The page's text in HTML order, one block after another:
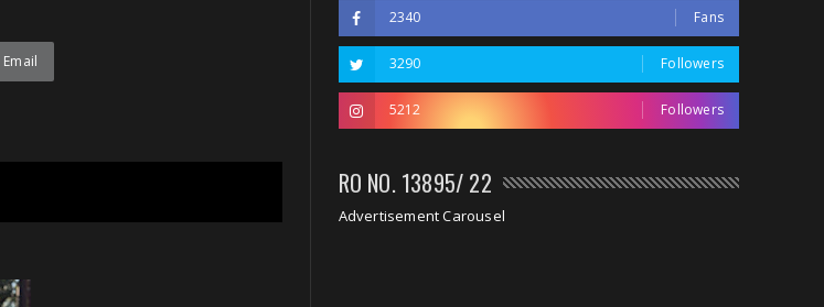
Email
2340 Fans
3290 Followers
5212 Followers
RO NO. 13895/ 22
Advertisement Carousel